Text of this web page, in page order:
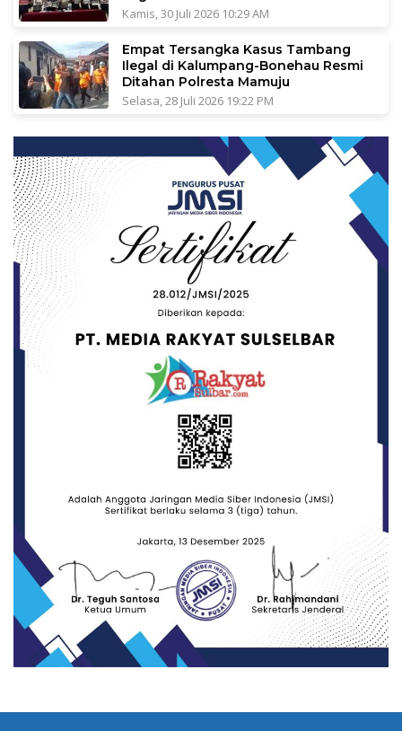
Kamis, 30 Juli 2026 10:29 AM
Empat Tersangka Kasus Tambang
Ilegal di Kalumpang-Bonehau Resmi
Ditahan Polresta Mamuju
Selasa, 28 Juli 2026 19:22 PM